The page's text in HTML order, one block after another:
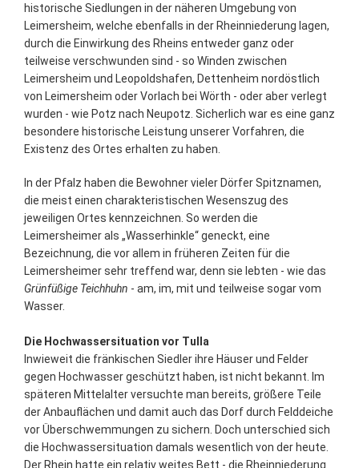
historische Siedlungen in der näheren Umgebung von
Leimersheim, welche ebenfalls in der Rheinniederung lagen,
durch die Einwirkung des Rheins entweder ganz oder
teilweise verschwunden sind - so Winden zwischen
Leimersheim und Leopoldshafen, Dettenheim nordöstlich
von Leimersheim oder Vorlach bei Wörth - oder aber verlegt
wurden - wie Potz nach Neupotz. Sicherlich war es eine ganz
besondere historische Leistung unserer Vorfahren, die
Existenz des Ortes erhalten zu haben.
In der Pfalz haben die Bewohner vieler Dörfer Spitznamen,
die meist einen charakteristischen Wesenszug des
jeweiligen Ortes kennzeichnen. So werden die
Leimersheimer als „Wasserhinkle“ geneckt, eine
Bezeichnung, die vor allem in früheren Zeiten für die
Leimersheimer sehr treffend war, denn sie lebten - wie das
Grünfüßige Teichhuhn - am, im, mit und teilweise sogar vom
Wasser.
Die Hochwassersituation vor Tulla
Inwieweit die fränkischen Siedler ihre Häuser und Felder
gegen Hochwasser geschützt haben, ist nicht bekannt. Im
späteren Mittelalter versuchte man bereits, größere Teile
der Anbauflächen und damit auch das Dorf durch Felddeiche
vor Überschwemmungen zu sichern. Doch unterschied sich
die Hochwassersituation damals wesentlich von der heute.
Der Rhein hatte ein relativ weites Bett - die Rheinniederung